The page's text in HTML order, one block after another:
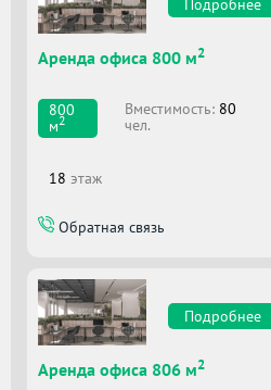
Подробнее
Аренда офиса 800 м2
800
м2
Вместимоcть: 80
чел.
18 этаж
Обратная связь
Подробнее
Аренда офиса 806 м2